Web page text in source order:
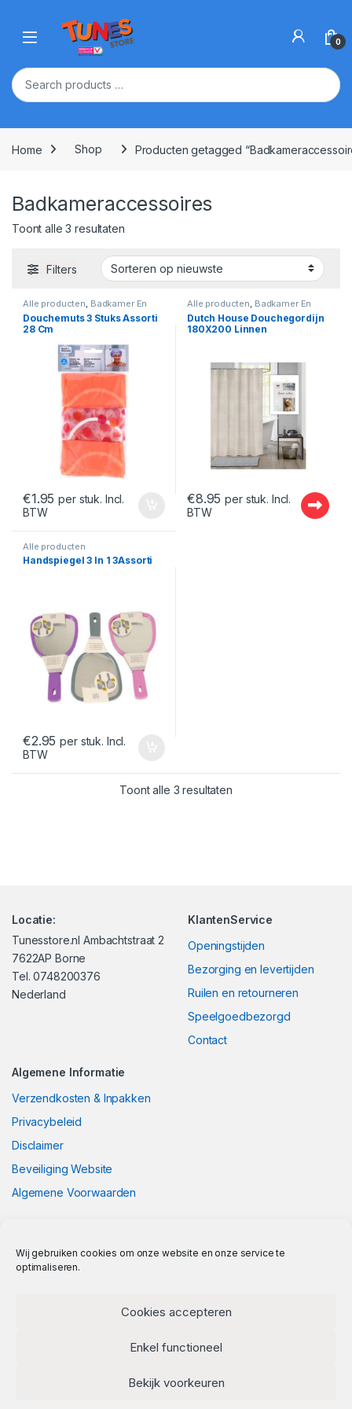
Wij gebruiken cookies om onze website en onze service te
optimaliseren.
Cookies accepteren
Enkel functioneel
Bekijk voorkeuren
Open 0
Home Shop Producten getagged
Badkameraccessoires
Toont alle 3 resultatenGesorteerd op nieuwste
Filters
Alle producten, Badkamer En
Toilet , Badkameraccessoires
Douchemuts 3 Stuks Assorti
28 Cm
€1.95 per stuk. Incl.
BTW
Alle producten, Badkamer En
Toilet, Badkameraccessoires
Dutch House Douchegordijn
180X200 Linnen
€8.95 per stuk. Incl.
BTW
Alle producten
Handspiegel 3 In 1 3Assorti
€2.95 per stuk. Incl.
BTW
Toont alle 3 resultatenGesorteerd op
Locatie:
Tunesstore.nl Ambachtstraat 2
7622AP Borne
Tel. 0748200376
Nederland
KlantenService
Openingstijden
Bezorging en levertijden
Ruilen en retourneren
Speelgoedbezorgd
Contact
Algemene Informatie
Verzendkosten & Inpakken
Privacybeleid
Disclaimer
Beveiliging Website
Algemene Voorwaarden